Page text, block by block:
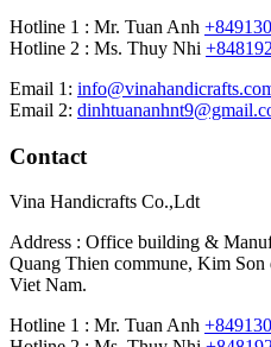
Hotline 1 : Mr. Tuan Anh
Hotline 2 : Ms. Thuy Nhi
Email 1:
Email 2:
Contact
Vina Handicrafts Co.,Ldt
Address : Office building &
Quang Thien commune, Kim
Viet Nam.
Hotline 1 : Mr. Tuan Anh